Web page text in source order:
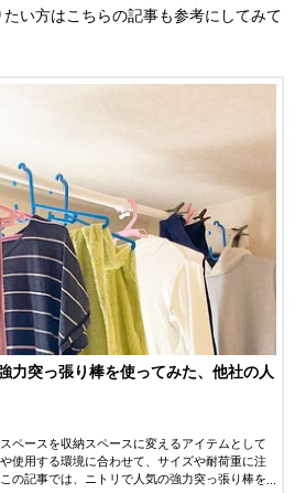
い方はこちらの記事も参考にしてみて
力突っ張り棒を使ってみた、他社の人
ペースを収納スペースに変えるアイテムとして
使用する環境に合わせて、サイズや耐荷重に注
の記事では、ニトリで人気の強力突っ張り棒を